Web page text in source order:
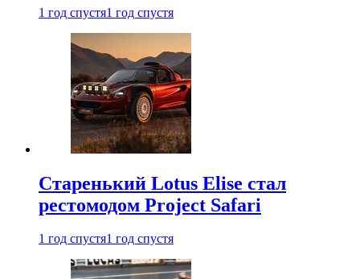
1 год спустя1 год спустя
Старенький Lotus Elise стал
рестомодом Project Safari
1 год спустя1 год спустя